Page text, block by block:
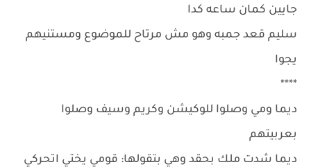
جايين كمان ساعه كدا
سليم قعد جمبه وهو مش مرتاح للموضوع ومستنيهم
يجوا
****
ديما ومي وصلوا للوكيشن وكريم وسيف وصلوا
بعربيتهم
ديما شدت ملك بحقد وهي بتقولها: قومي يختي اتحركي